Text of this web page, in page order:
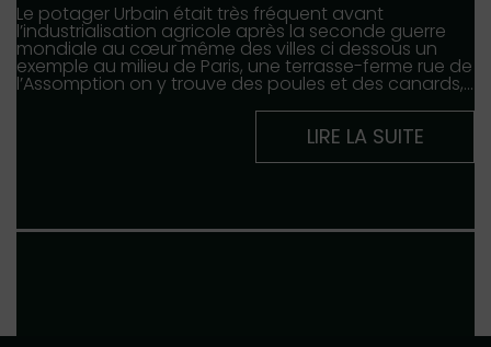
Le potager Urbain était très fréquent avant
l’industrialisation agricole après la seconde guerre
mondiale au cœur même des villes ci dessous un
exemple au milieu de Paris, une terrasse-ferme rue de
l’Assomption on y trouve des poules et des canards,…
LIRE LA SUITE